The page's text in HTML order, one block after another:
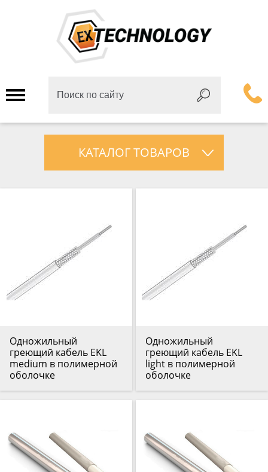
КАТАЛОГ ТОВАРОВ
Одножильный
греющий кабель EKL
medium в полимерной
оболочке
Одножильный
греющий кабель EKL
light в полимерной
оболочке